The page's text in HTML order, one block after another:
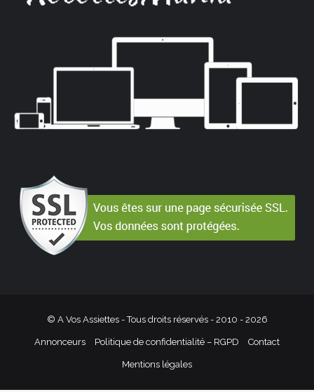
© A Vos Assiettes - Tous droits réservés - 2010 - 2026
Annonceurs Politique de confidentialité – RGPD Contact
Mentions légales